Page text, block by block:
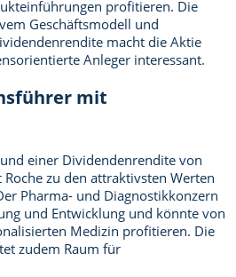
profitieren. Die
Geschäftsmodell und
macht die Aktie
Anleger interessant.
mit
einer Dividendenrendite von
zu den attraktivsten Werten
Pharma- und Diagnostikkonzern
und Entwicklung und könnte von
Medizin profitieren. Die
zudem Raum für